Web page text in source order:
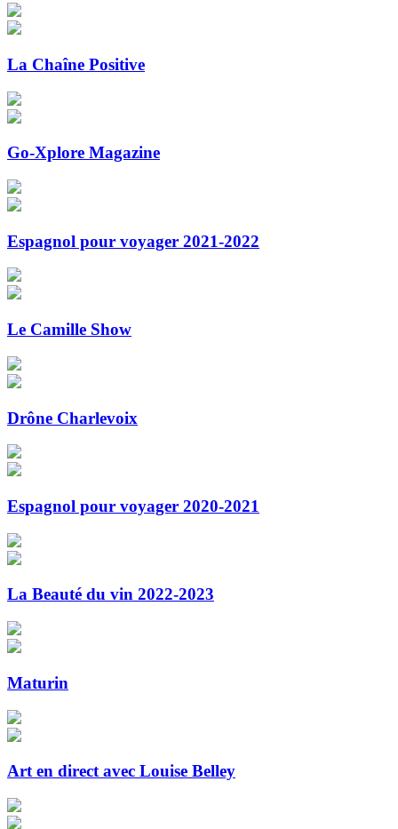
La Chaîne Positive
Go-Xplore Magazine
Espagnol pour voyager 2021-2022
Le Camille Show
Drône Charlevoix
Espagnol pour voyager 2020-2021
La Beauté du vin 2022-2023
Maturin
Art en direct avec Louise Belley